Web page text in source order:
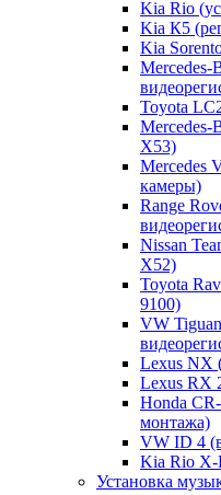
Kia Rio
Kia К5
Kia
Mercedes-
Toyota
Mercedes-
X53)
Mercedes
камеры)
Range
Nissan
X52)
Toyota
9100)
VW
Lexus NX
Lexus RX
Honda
монтажа)
VW ID 4
Kia Rio X-
Установка